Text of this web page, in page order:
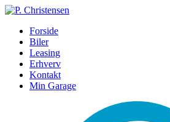
Forside
Biler
Leasing
Erhverv
Kontakt
Min Garage